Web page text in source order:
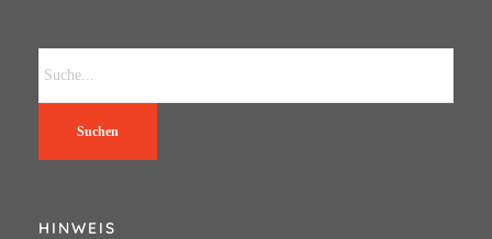
Suchen
HINWEIS